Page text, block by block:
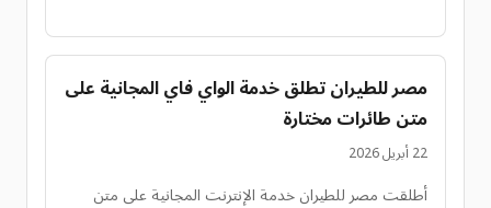
مصر للطيران تطلق خدمة الواي فاي المجانية على
متن طائرات مختارة
22 أبريل 2026
أطلقت مصر للطيران خدمة الإنترنت المجانية على متن